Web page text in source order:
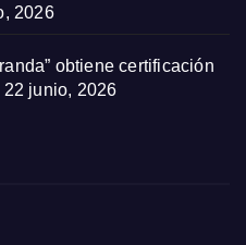
2026
obtiene certificación
22 junio, 2026